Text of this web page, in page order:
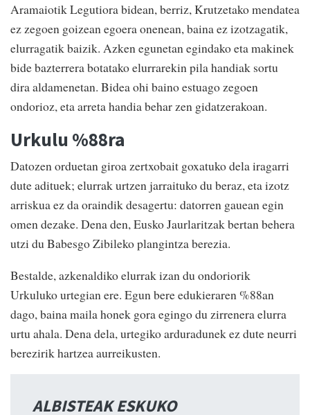
Aramaiotik Legutiora bidean, berriz, Krutzetako mendatea
ez zegoen goizean egoera onenean, baina ez izotzagatik,
elurragatik baizik. Azken egunetan egindako eta makinek
bide bazterrera botatako elurrarekin pila handiak sortu
dira aldamenetan. Bidea ohi baino estuago zegoen
ondorioz, eta arreta handia behar zen gidatzerakoan.
Urkulu %88ra
Datozen orduetan giroa zertxobait goxatuko dela iragarri
dute adituek; elurrak urtzen jarraituko du beraz, eta izotz
arriskua ez da oraindik desagertu: datorren gauean egin
omen dezake. Dena den, Eusko Jaurlaritzak bertan behera
utzi du Babesgo Zibileko plangintza berezia.
Bestalde, azkenaldiko elurrak izan du ondoriorik
Urkuluko urtegian ere. Egun bere edukieraren %88an
dago, baina maila honek gora egingo du zirrenera elurra
urtu ahala. Dena dela, urtegiko arduradunek ez dute neurri
berezirik hartzea aurreikusten.
ALBISTEAK ESKUKO